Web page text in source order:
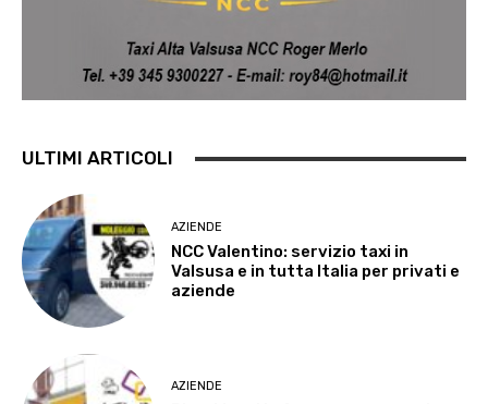
ULTIMI ARTICOLI
AZIENDE
NCC Valentino: servizio taxi in
Valsusa e in tutta Italia per privati e
aziende
AZIENDE